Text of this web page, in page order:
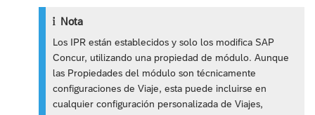
Nota
Los IPR están establecidos y solo los modifica SAP
Concur, utilizando una propiedad de módulo. Aunque
las Propiedades del módulo son técnicamente
configuraciones de Viaje, esta puede incluirse en
cualquier configuración personalizada de Viajes,